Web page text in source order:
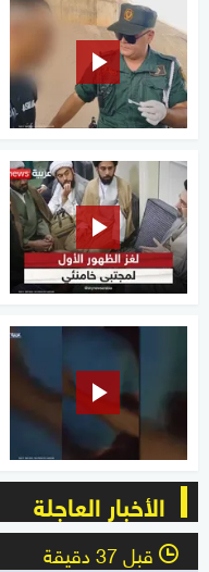
الأخبار العاجلة
l قبل 37 دقيقة